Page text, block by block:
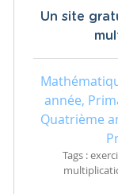
Un site
année,
Quatrième
Tags :